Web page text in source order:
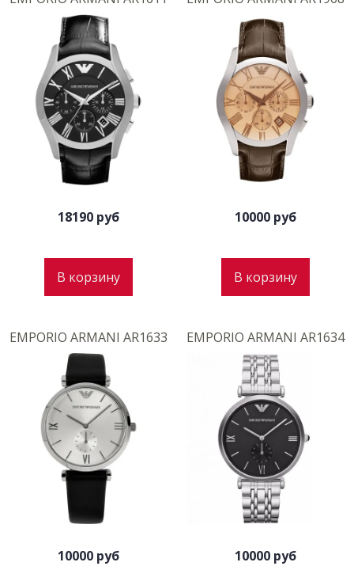
18190 руб
В корзину
EMPORIO ARMANI AR1633
10000 руб
В корзину
EMPORIO ARMANI AR1634
10000 руб 10000 руб